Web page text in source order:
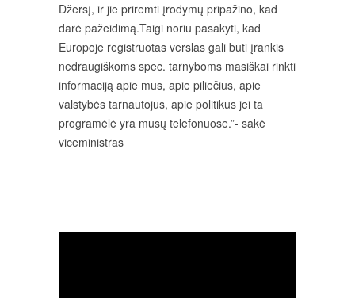
Džersį, ir jie priremti įrodymų pripažino, kad
darė pažeidimą.Taigi noriu pasakyti, kad
Europoje registruotas verslas gali būti įrankis
nedraugiškoms spec. tarnyboms masiškai rinkti
informaciją apie mus, apie piliečius, apie
valstybės tarnautojus, apie politikus jei ta
programėlė yra mūsų telefonuose.”- sakė
viceministras